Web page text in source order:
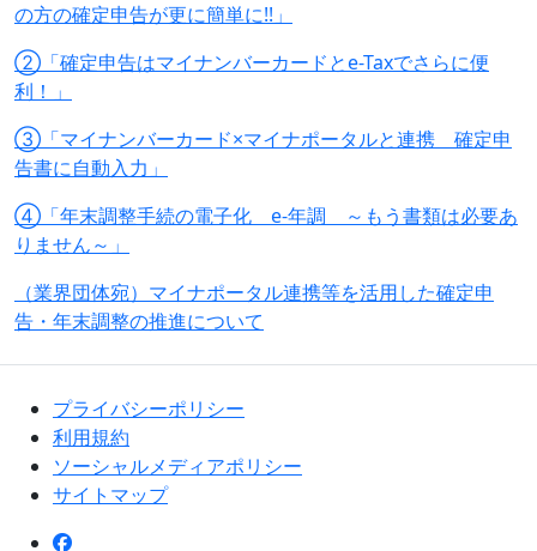
の方の確定申告が更に簡単に!!」
②「確定申告はマイナンバーカードとe-Taxでさらに便
利！」
③「マイナンバーカード×マイナポータルと連携 確定申
告書に自動入力」
④「年末調整手続の電子化 e-年調 ～もう書類は必要あ
りません～」
（業界団体宛）マイナポータル連携等を活用した確定申
告・年末調整の推進について
プライバシーポリシー
利用規約
ソーシャルメディアポリシー
サイトマップ